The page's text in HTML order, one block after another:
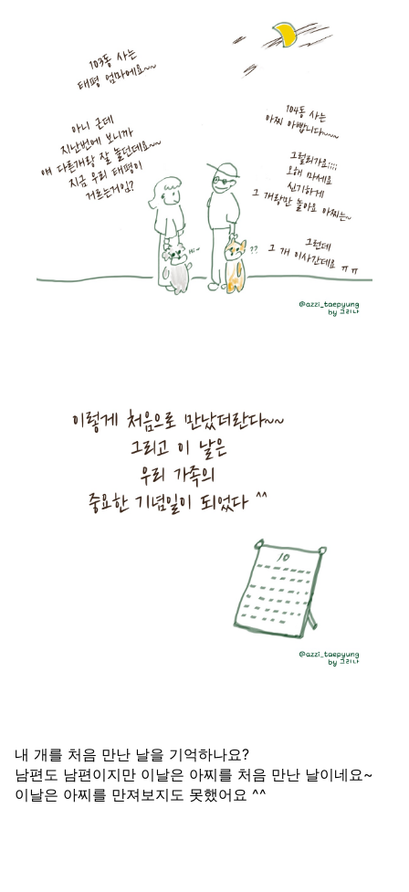
내 개를 처음 만난 날을 기억하나요?
남편도 남편이지만 이날은 아찌를 처음 만난 날이네요~
이날은 아찌를 만져보지도 못했어요 ^^